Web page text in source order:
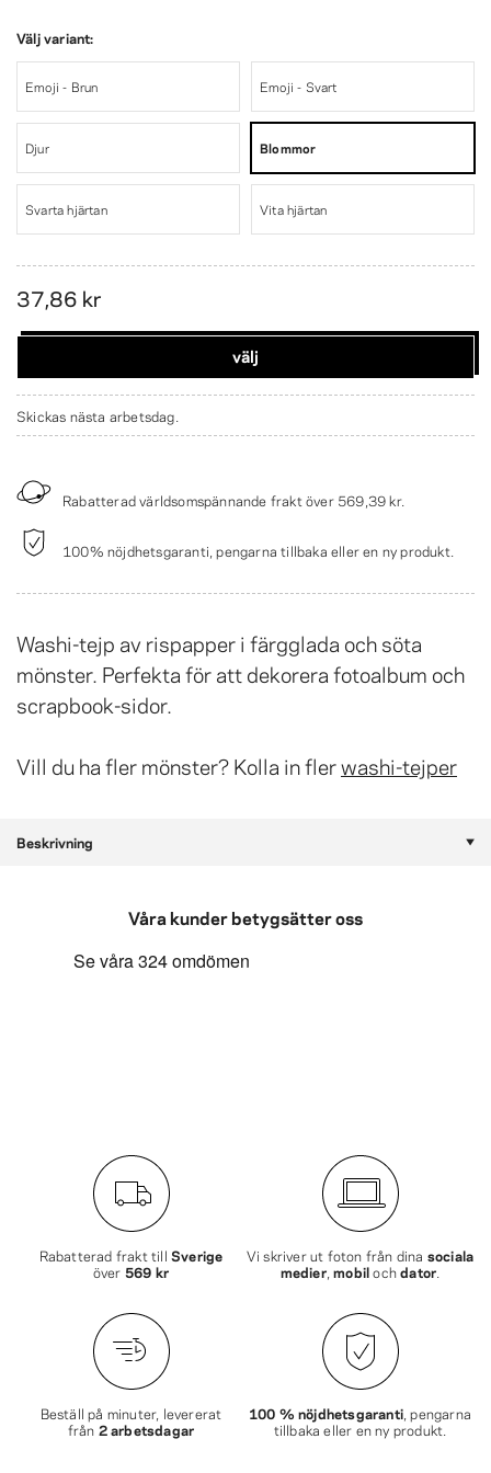
Washi-tejp av rispapper i färgglada och söta
mönster. Perfekta för att dekorera fotoalbum och
scrapbook-sidor.
Vill du ha fler mönster? Kolla in flerwashi-tejper
Välj variant:
Emoji - Brun Emoji - Svart
Djur Blommor
Svarta hjärtan Vita hjärtan
37,86 kr
välj
Skickas nästa arbetsdag.
Rabatterad världsomspännande frakt över 569,39 kr.
100% nöjdhetsgaranti, pengarna tillbaka eller en ny produkt.
Beskrivning
Våra kunder betygsätter oss
Rabatterad frakt till Sverige
över 569 kr
Vi skriver ut foton från dina sociala
medier,mobilochdator
Beställ på minuter, levererat
från 2 arbetsdagar
100 % nöjdhetsgaranti , pengarna
tillbaka eller en ny produkt.